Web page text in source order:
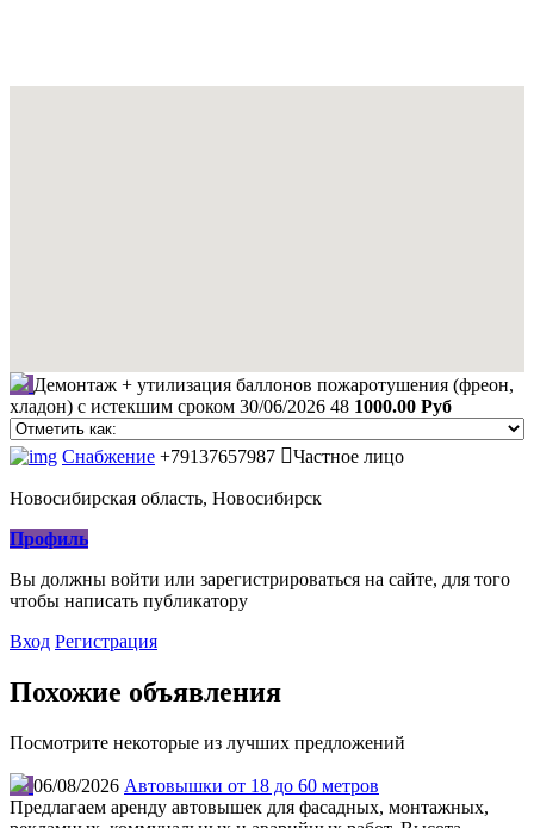
Демонтаж + утилизация баллонов пожаротушения (фреон,
хладон) с истекшим сроком 30/06/2026 48 1000.00 Руб
Снабжение +79137657987 Частное лицо
Новосибирская область, Новосибирск
Профиль
Вы должны войти или зарегистрироваться на сайте, для того
чтобы написать публикатору
Вход Регистрация
Похожие объявления
Посмотрите некоторые из лучших предложений
06/08/2026 Автовышки от 18 до 60 метров
Предлагаем аренду автовышек для фасадных, монтажных,